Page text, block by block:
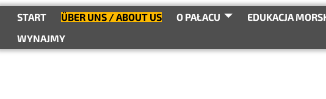
treściSTART ÜBER UNS / ABOUT US O PAŁACU EDUKACJA
WYNAJMY